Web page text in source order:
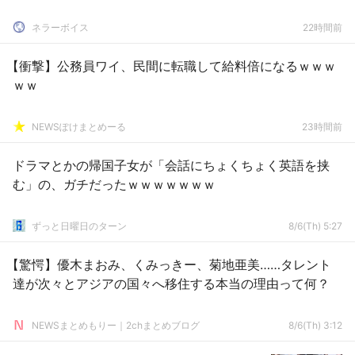
ネラーボイス 22時間前
【衝撃】公務員ワイ、民間に転職して給料倍になるｗｗｗ
ｗｗ
NEWSぽけまとめーる 23時間前
ドラマとかの帰国子女が「会話にちょくちょく英語を挟
む」の、ガチだったｗｗｗｗｗｗｗ
ずっと日曜日のターン 8/6(Th) 5:27
【驚愕】優木まおみ、くみっきー、菊地亜美……タレント
達が次々とアジアの国々へ移住する本当の理由って何？
NEWSまとめもりー｜2chまとめブログ 8/6(Th) 3:12